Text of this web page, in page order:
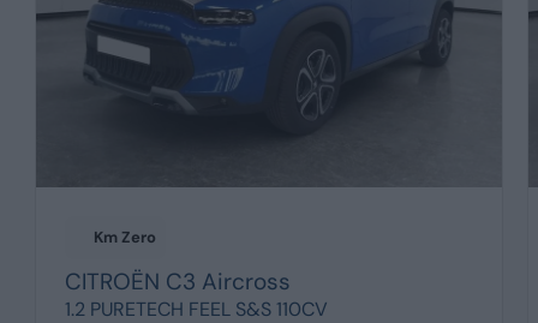
Km Zero
CITROËN C3 Aircross
1.2 PURETECH FEEL S&S 110CV